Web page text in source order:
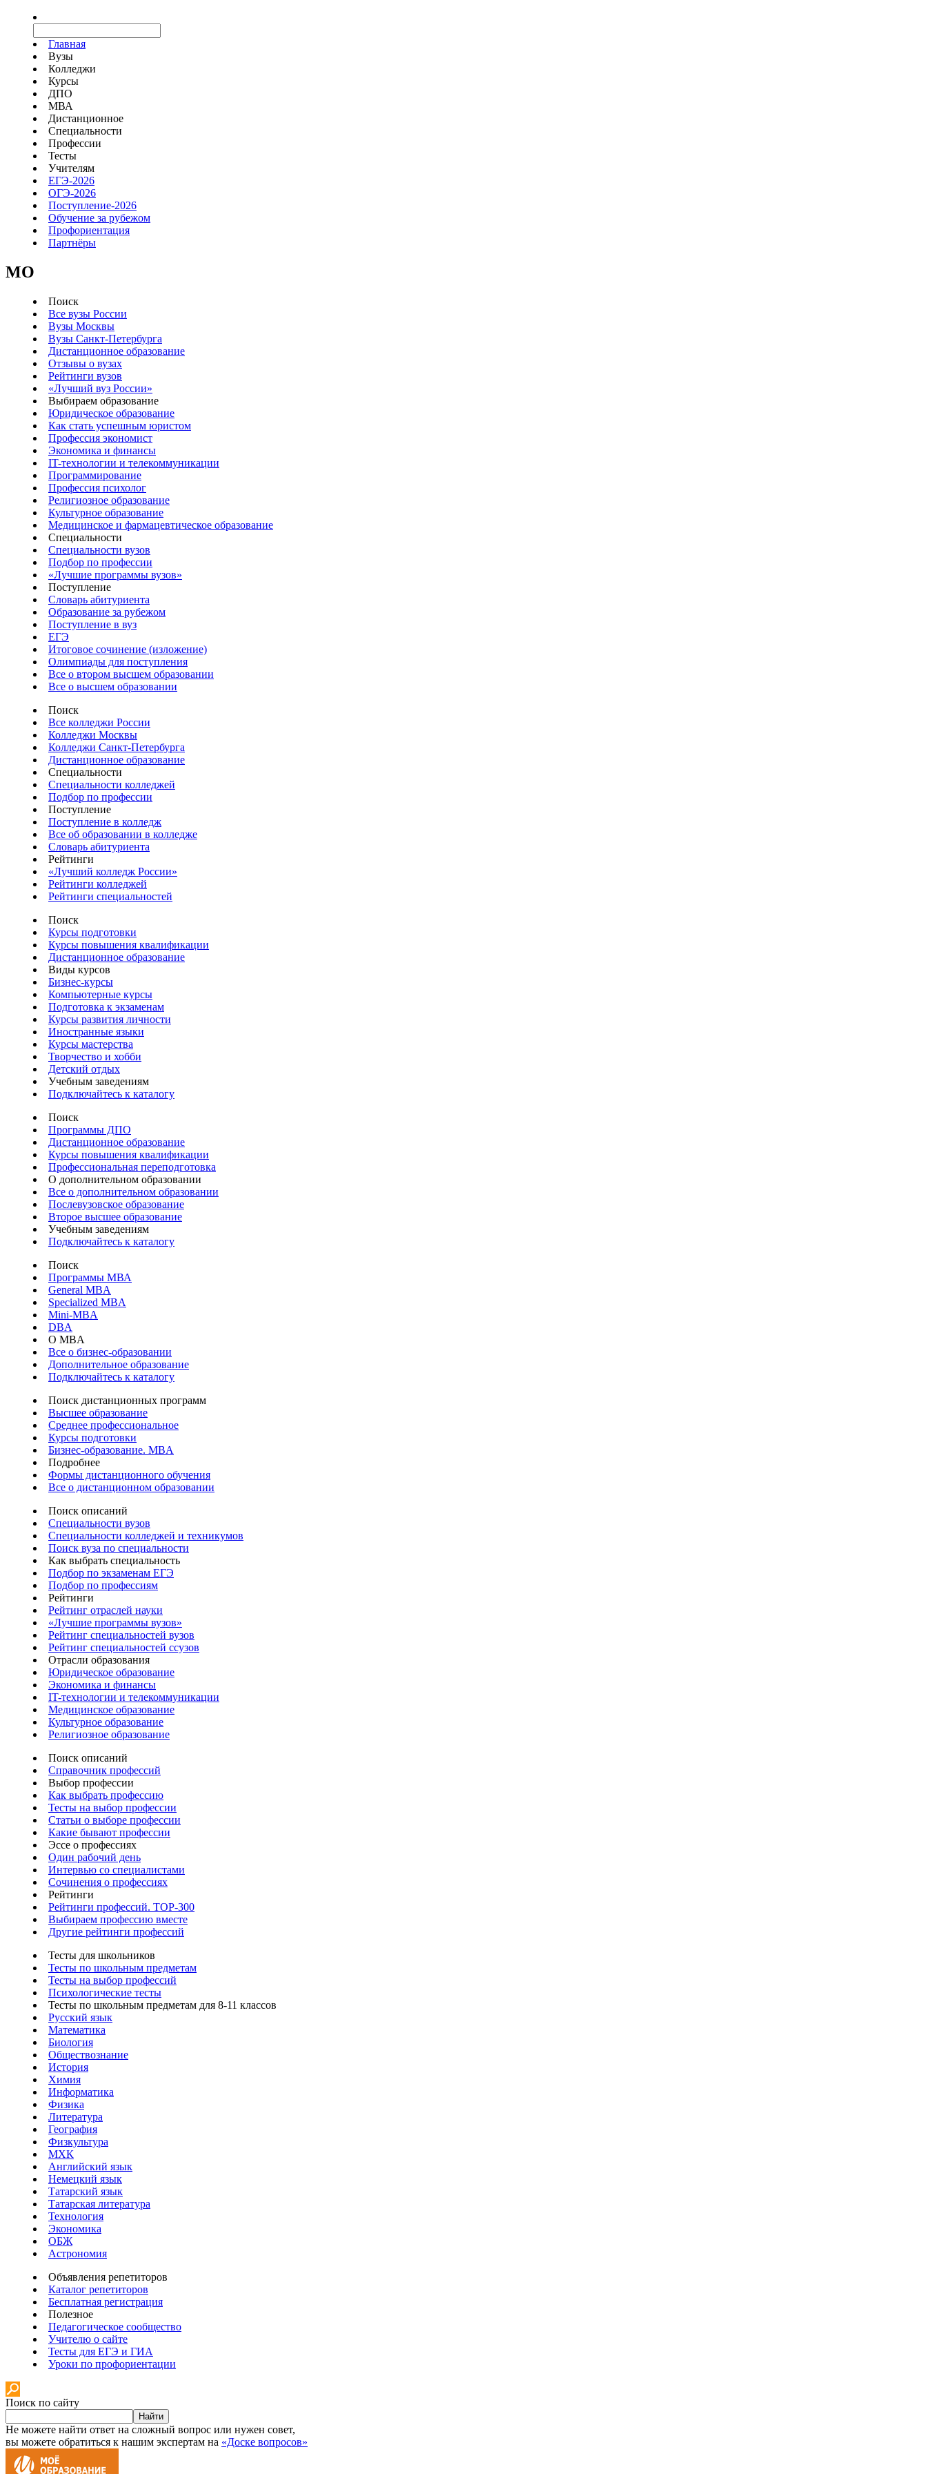
Главная
Вузы
Колледжи
Курсы
ДПО
МВА
Дистанционное
Специальности
Профессии
Тесты
Учителям
ЕГЭ-2026
ОГЭ-2026
Поступление-2026
Обучение за рубежом
Профориентация
Партнёры
MO
Поиск
Все вузы России
Вузы Москвы
Вузы Санкт-Петербурга
Дистанционное образование
Отзывы о вузах
Рейтинги вузов
«Лучший вуз России»
Выбираем образование
Юридическое образование
Как стать успешным юристом
Профессия экономист
Экономика и финансы
IT-технологии и телекоммуникации
Программирование
Профессия психолог
Религиозное образование
Культурное образование
Медицинское и фармацевтическое образование
Специальности
Специальности вузов
Подбор по профессии
«Лучшие программы вузов»
Поступление
Словарь абитуриента
Образование за рубежом
Поступление в вуз
ЕГЭ
Итоговое сочинение (изложение)
Олимпиады для поступления
Все о втором высшем образовании
Все о высшем образовании
Поиск
Все колледжи России
Колледжи Москвы
Колледжи Санкт-Петербурга
Дистанционное образование
Специальности
Специальности колледжей
Подбор по профессии
Поступление
Поступление в колледж
Все об образовании в колледже
Словарь абитуриента
Рейтинги
«Лучший колледж России»
Рейтинги колледжей
Рейтинги специальностей
Поиск
Курсы подготовки
Курсы повышения квалификации
Дистанционное образование
Виды курсов
Бизнес-курсы
Компьютерные курсы
Подготовка к экзаменам
Курсы развития личности
Иностранные языки
Курсы мастерства
Творчество и хобби
Детский отдых
Учебным заведениям
Подключайтесь к каталогу
Поиск
Программы ДПО
Дистанционное образование
Курсы повышения квалификации
Профессиональная переподготовка
О дополнительном образовании
Все о дополнительном образовании
Послевузовское образование
Второе высшее образование
Учебным заведениям
Подключайтесь к каталогу
Поиск
Программы МВА
General MBA
Specialized MBA
Mini-MBA
DBA
О MBA
Все о бизнес-образовании
Дополнительное образование
Подключайтесь к каталогу
Поиск дистанционных программ
Высшее образование
Среднее профессиональное
Курсы подготовки
Бизнес-образование. MBA
Подробнее
Формы дистанционного обучения
Все о дистанционном образовании
Поиск описаний
Специальности вузов
Специальности колледжей и техникумов
Поиск вуза по специальности
Как выбрать специальность
Подбор по экзаменам ЕГЭ
Подбор по профессиям
Рейтинги
Рейтинг отраслей науки
«Лучшие программы вузов»
Рейтинг специальностей вузов
Рейтинг специальностей ссузов
Отрасли образования
Юридическое образование
Экономика и финансы
IT-технологии и телекоммуникации
Медицинское образование
Культурное образование
Религиозное образование
Поиск описаний
Справочник профессий
Выбор профессии
Как выбрать профессию
Тесты на выбор профессии
Статьи о выборе профессии
Какие бывают профессии
Эссе о профессиях
Один рабочий день
Интервью со специалистами
Сочинения о профессиях
Рейтинги
Рейтинги профессий. TOP-300
Выбираем профессию вместе
Другие рейтинги профессий
Тесты для школьников
Тесты по школьным предметам
Тесты на выбор профессий
Психологические тесты
Тесты по школьным предметам для 8-11 классов
Русский язык
Математика
Биология
Обществознание
История
Химия
Информатика
Физика
Литература
География
Физкультура
МХК
Английский язык
Немецкий язык
Татарский язык
Татарская литература
Технология
Экономика
ОБЖ
Астрономия
Объявления репетиторов
Каталог репетиторов
Бесплатная регистрация
Полезное
Педагогическое сообщество
Учителю о сайте
Тесты для ЕГЭ и ГИА
Уроки по профориентации
Поиск по сайту
Найти
Не можете найти ответ на сложный вопрос или нужен совет,
вы можете обратиться к нашим экспертам на «Доске вопросов»